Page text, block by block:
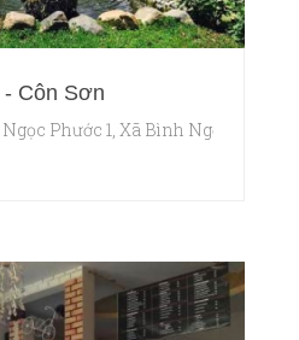
Côn Sơn
Phước 1, Xã Bình Ngọc, Tp.